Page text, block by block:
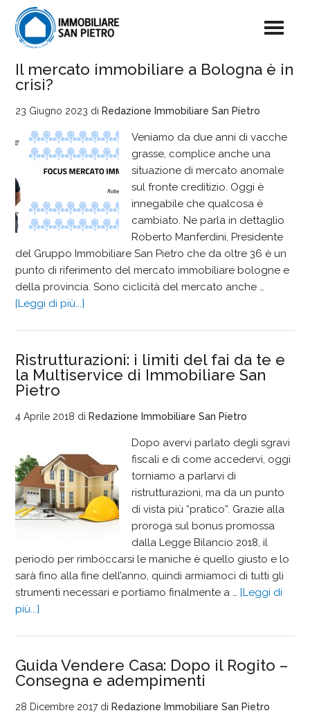
Il mercato immobiliare a Bologna è in
crisi?
23 Giugno 2023 di Redazione Immobiliare San Pietro
Veniamo da due anni di vacche
grasse, complice anche una
situazione di mercato anomale
sul fronte creditizio. Oggi è
innegabile che qualcosa è
cambiato. Ne parla in dettaglio
Roberto Manferdini, Presidente
del Gruppo Immobiliare San Pietro che da oltre 36 è un
punto di riferimento del mercato immobiliare bologne e
della provincia. Sono ciclicità del mercato anche …
[Leggi di più...]
Ristrutturazioni: i limiti del fai da te e
la Multiservice di Immobiliare San
Pietro
4 Aprile 2018 di Redazione Immobiliare San Pietro
Dopo avervi parlato degli sgravi
fiscali e di come accedervi, oggi
torniamo a parlarvi di
ristrutturazioni, ma da un punto
di vista più “pratico”. Grazie alla
proroga sul bonus promossa
dalla Legge Bilancio 2018, il
periodo per rimboccarsi le maniche è quello giusto e lo
sarà fino alla fine dell’anno, quindi armiamoci di tutti gli
strumenti necessari e portiamo finalmente a …[Leggi di
più...]
Guida Vendere Casa: Dopo il Rogito –
Consegna e adempimenti
28 Dicembre 2017di Redazione Immobiliare San Pietro